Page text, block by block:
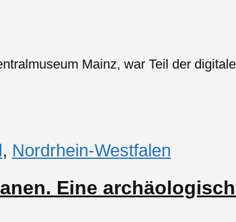
Mainz, war Teil der
, Nordrhein-Westfalen
Eine